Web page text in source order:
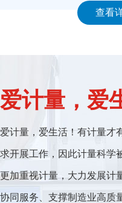
查看
爱计量，爱
爱计量，爱生活！有计量
求开展工作，因此计量科学
更加重视计量，大力发展计
协同服务、支撑制造业高质